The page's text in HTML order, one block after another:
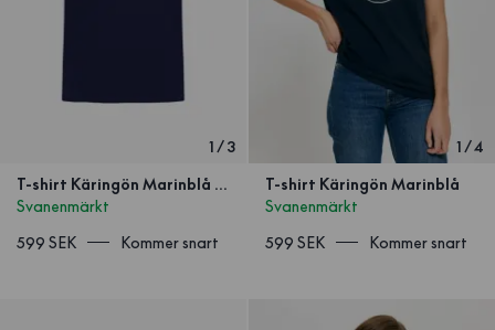
1/3
T-shirt Käringön Marinblå Unisex
Svanenmärkt
599 SEK
Kommer snart
1/4
T-shirt Käringön Marinblå
Svanenmärkt
599 SEK
Kommer snart